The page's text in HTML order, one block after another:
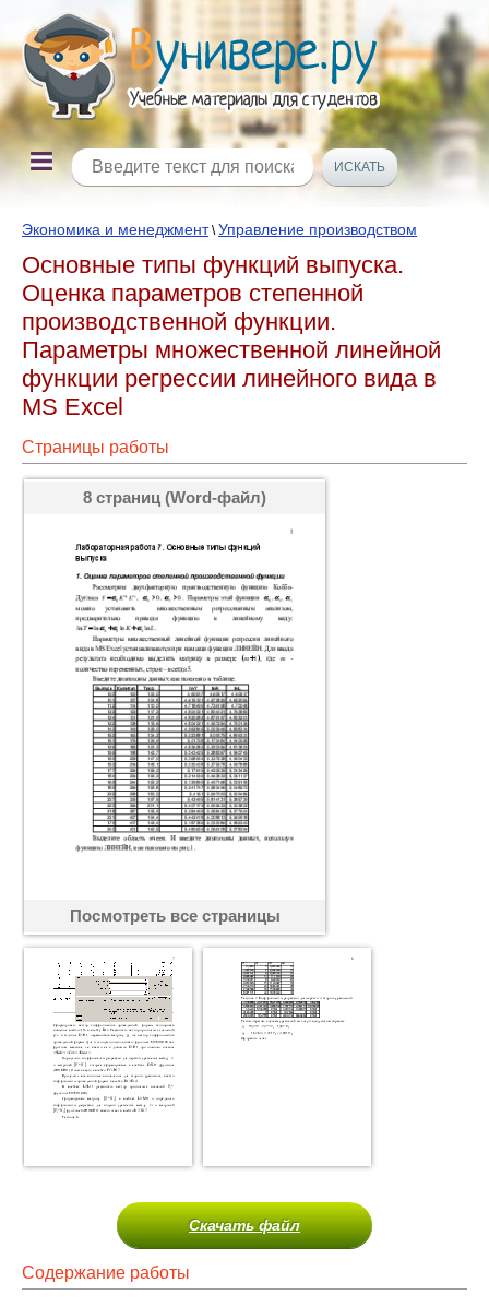
Экономика и менеджмент\Управление производством
Основные типы функций выпуска.
Оценка параметров степенной
производственной функции.
Параметры множественной линейной
функции регрессии линейного вида в
MS Excel
Страницы работы
8 страниц (Word-файл)
Посмотреть все страницы
Скачать файл
Содержание работы